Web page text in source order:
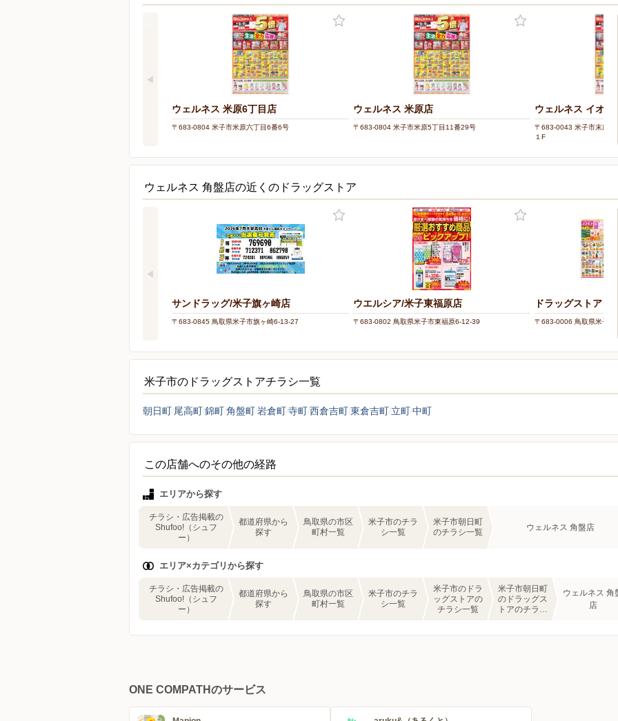
ウェルネス 米原6丁目店
〒683-0804 米子市米原六丁目6番6号
ウェルネス 米原店
〒683-0804 米子市米原5丁目11番29号
ウェルネス イオン
〒683-0043 米子市末広町
１F
ウェルネス 角盤店の近くのドラッグストア
サンドラッグ/米子旗ヶ崎店
〒683-0845 鳥取県米子市旗ヶ崎6-13-27
ウエルシア/米子東福原店
〒683-0802 鳥取県米子市東福原6-12-39
ドラッグストアコ
〒683-0006 鳥取県米子市
米子市のドラッグストアチラシ一覧
朝日町 尾高町錦町角盤町岩倉町寺町西倉吉町東倉吉町 立町中町
この店舗へのその他の経路
エリアから探す
チラシ・広告掲載の
Shufoo!（シュフ
ー）
都道府県から
探す
鳥取県の市区
町村一覧
米子市のチラ
シ一覧
米子市朝日町
のチラシ一覧
ウェルネス 角盤店
エリア×カテゴリから探す
チラシ・広告掲載の
Shufoo!（シュフ
ー）
都道府県から
探す
鳥取県の市区
町村一覧
米子市のチラ
シ一覧
米子市のドラ
ッグストアの
チラシ一覧
米子市朝日町
のドラッグス
トアのチラシ
ウェルネス 角
店
ONE COMPATHのサービス